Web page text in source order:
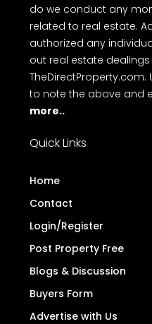
do we conduct any
related to real estate.
authorized any
out real estate
to note the above and
more..
Quick Links
Home
Contact
Login/Register
Post Property Free
Blogs & Discussion
Buyers Form
Advertise with Us